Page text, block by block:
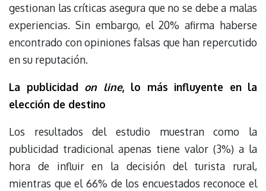
gestionan las críticas asegura que no se debe a malas
experiencias. Sin embargo, el 20% afirma haberse
encontrado con opiniones falsas que han repercutido
en su reputación.
La publicidad on line, lo más influyente en la
elección de destino
Los resultados del estudio muestran como la
publicidad tradicional apenas tiene valor (3%) a la
hora de influir en la decisión del turista rural,
mientras que el 66% de los encuestados reconoce el